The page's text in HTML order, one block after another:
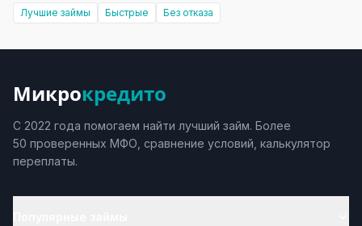
Лучшие займы Быстрые Без отказа
Микрокредито
С 2022 года помогаем найти лучший займ. Более
50 проверенных МФО, сравнение условий, калькулятор
переплаты.